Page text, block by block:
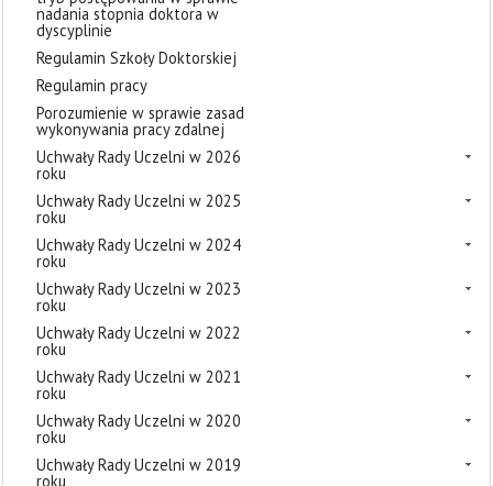
nadania stopnia doktora w
dyscyplinie
Regulamin Szkoły Doktorskiej
Regulamin pracy
Porozumienie w sprawie zasad
wykonywania pracy zdalnej
Uchwały Rady Uczelni w 2026
roku
Uchwały Rady Uczelni w 2025
roku
Uchwały Rady Uczelni w 2024
roku
Uchwały Rady Uczelni w 2023
roku
Uchwały Rady Uczelni w 2022
roku
Uchwały Rady Uczelni w 2021
roku
Uchwały Rady Uczelni w 2020
roku
Uchwały Rady Uczelni w 2019
roku